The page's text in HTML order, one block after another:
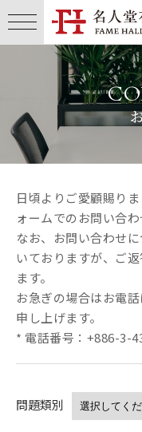
日頃よりご愛顧賜り
ォームでのお問い合
なお、お問い合わせ
いておりますが、ご
ます。
お急ぎの場合はお電
申し上げます。
* 電話番号：+886-3-
問題類別